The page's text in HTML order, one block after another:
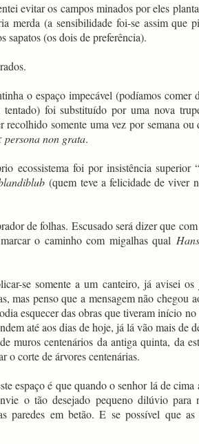
evitar os campos minados por eles
merda (a sensibilidade foi-se assim que
sapatos (os dois de preferência).
o espaço impecável (podíamos comer
foi substituído por uma nova
recolhido somente uma vez por semana ou
persona non grata.
ecossistema foi por insistência superior
(quem teve a felicidade de viver
de folhas. Escusado será dizer que
o caminho com migalhas qual
se somente a um canteiro, já avisei
mas penso que a mensagem não chegou
esquecer das obras que tiveram início
até aos dias de hoje, já lá vão mais de
muros centenários da antiga quinta, da
o corte de árvores centenárias.
espaço é que quando o senhor lá de cima
o tão desejado pequeno dilúvio para
paredes em betão. E se possível que as